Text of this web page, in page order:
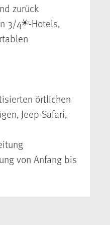
zurück
3/4 -Hotels,
örtlichen
Jeep-Safari,
von Anfang bis